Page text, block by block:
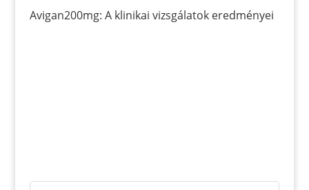
Avigan200mg: A klinikai vizsgálatok eredményei